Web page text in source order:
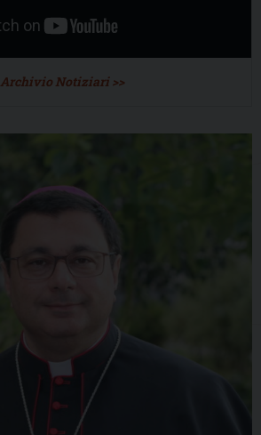
Archivio Notiziari >>